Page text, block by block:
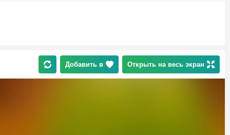
Добавить в Открыть на весь экран